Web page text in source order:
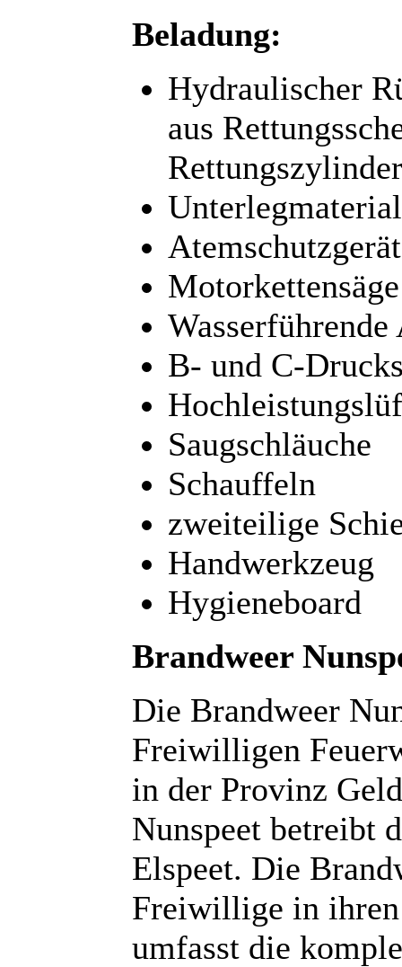
Beladung:
Hydraulischer
aus
Rettungszylinder
Unterlegmaterial
Motorkettensäge
B- und C-
Saugschläuche
Schauffeln
zweiteilige
Handwerkzeug
Hygieneboard
Brandweer
Die Brandweer
Freiwilligen
in der Provinz
Nunspeet betreibt
Elspeet. Die
Freiwillige in
umfasst die